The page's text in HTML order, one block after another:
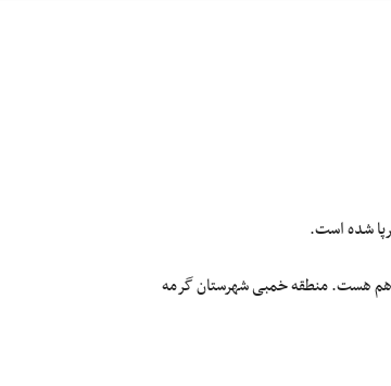
شده است.
هم هست. منطقه خمبی شهرستان گرمه